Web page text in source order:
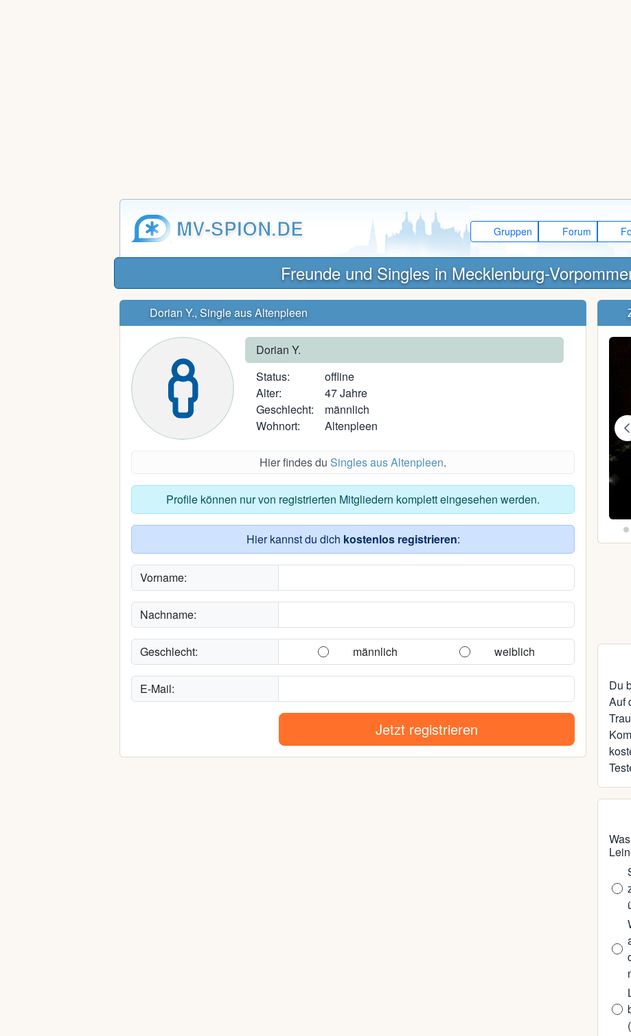
MV-SPION.DE Gruppen Forum
Freunde und Singles in Mecklenburg-
Dorian Y., Single aus Altenpleen
Dorian Y.
Status:
offline
Alter:
47 Jahre
Geschlecht:
männlich
Wohnort:
Altenpleen
Hier findes du Singles aus Altenpleen.
Profile können nur von registrierten Mitgliedern komplett eingesehen werden.
Hier kannst du dich kostenlos registrieren:
Vorname:
Nachname:
Geschlecht: männlich weiblich
E-Mail:
Jetzt registrieren
Loeckchen84
42, Greifswald
Du
Auf